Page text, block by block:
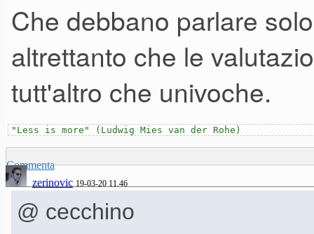
Buona quarantena a tutti,
andràtuttobene,
Che debbano parlare
altrettanto che le
tutt'altro che univoche.
"Less is more" (Ludwig Mies van der Rohe)
Commenta
zerinovic 19-03-20 11.46
@ cecchino